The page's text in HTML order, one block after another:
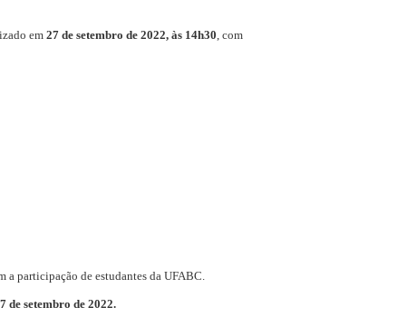
em 27 de setembro de 2022, às 14h30, com
a participação de estudantes da UFABC.
de setembro de 2022.